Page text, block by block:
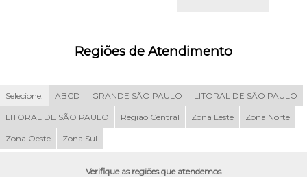
Regiões de Atendimento
Selecione: ABCD GRANDE SÃO PAULO LITORAL DE SÃO PAULO
LITORAL DE SÃO PAULO Região Central Zona Leste Zona Norte
Zona Oeste Zona Sul
Verifique as regiões que atendemos